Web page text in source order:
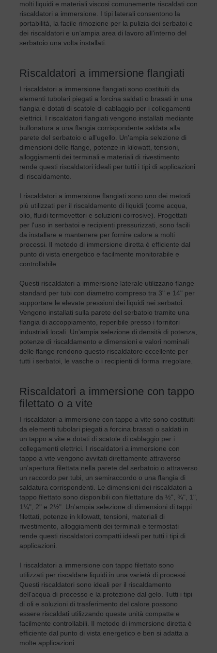
molti liquidi e materiali viscosi comunemente riscaldati con
riscaldatori a immersione. I tipi laterali consentono la
portabilità, la facile rimozione per la pulizia dei serbatoi e
dei riscaldatori e un'ampia area di lavoro all'interno del
serbatoio una volta installati.
Riscaldatori a immersione flangiati
I riscaldatori a immersione flangiati sono costituiti da
elementi tubolari piegati a forcina saldati o brasati in una
flangia e dotati di scatole di cablaggio per i collegamenti
elettrici. I riscaldatori flangiati vengono installati mediante
bullonatura a una flangia corrispondente saldata alla
parete del serbatoio o all'ugello. Un'ampia selezione di
dimensioni delle flange, potenze in kilowatt, tensioni,
alloggiamenti dei terminali e materiali di rivestimento
rende questi riscaldatori ideali per tutti i tipi di applicazioni
di riscaldamento.
I riscaldatori a immersione flangiati sono uno dei metodi
più utilizzati per il riscaldamento di liquidi (come acqua,
olio, fluidi termovettori e soluzioni corrosive). Progettati
per l'uso in serbatoi e recipienti pressurizzati, sono facili
da installare e mantenere per fornire calore a molti
processi. Il metodo di immersione diretta è efficiente dal
punto di vista energetico e facilmente monitorabile e
controllabile.
Questi riscaldatori a immersione laterale utilizzano flange
standard per tubi con diametro compreso tra 3" e 14" per
supportare le elevate pressioni dei liquidi nei serbatoi.
Vengono installati sulla parete del serbatoio tramite una
flangia di accoppiamento, reperibile presso i fornitori
industriali locali. Un'ampia selezione di densità di potenza,
potenze di riscaldamento e dimensioni e valori nominali
delle flange rendono questo riscaldatore eccellente per
tutti i serbatoi, le vasche o i recipienti di forma irregolare.
Riscaldatori a immersione con tappo
filettato o a vite
I riscaldatori a immersione con tappo a vite sono costituiti
da elementi tubolari piegati a forcina brasati o saldati in
un tappo a vite e dotati di scatole di cablaggio per i
collegamenti elettrici. I riscaldatori a immersione con
tappo a vite vengono avvitati direttamente attraverso
un'apertura filettata nella parete del serbatoio o attraverso
un raccordo per tubi, un semiraccordo o una flangia di
saldatura corrispondenti. Le dimensioni dei riscaldatori a
tappo filettato sono disponibili con filettature da ½", ¾", 1",
1¼", 2" e 2½". Un'ampia selezione di dimensioni di tappi
filettati, potenze in kilowatt, tensioni, materiali di
rivestimento, alloggiamenti dei terminali e termostati
rende questi riscaldatori compatti ideali per tutti i tipi di
applicazioni.
I riscaldatori a immersione con tappo filettato sono
utilizzati per riscaldare liquidi in una varietà di processi.
Questi riscaldatori sono ideali per il riscaldamento
dell'acqua di processo e la protezione dal gelo. Tutti i tipi
di oli e soluzioni di trasferimento del calore possono
essere riscaldati utilizzando queste unità compatte e
facilmente controllabili. Il metodo di immersione diretta è
efficiente dal punto di vista energetico e ben si adatta a
molte applicazioni.